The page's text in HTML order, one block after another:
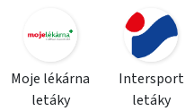
Moje lékárna
letáky
Intersport
letáky